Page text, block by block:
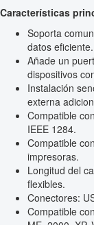
Características
Soporta
datos eficiente.
Añade un
dispositivos
Instalación
externa
Compatible
IEEE 1284.
Compatible
impresoras.
Longitud del
flexibles.
Conectores:
Compatible